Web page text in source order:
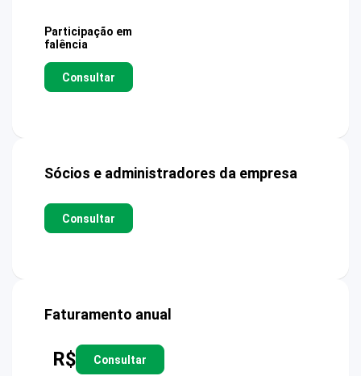
Participação em
falência
Consultar
Sócios e administradores da empresa
Consultar
Faturamento anual
R$ Consultar